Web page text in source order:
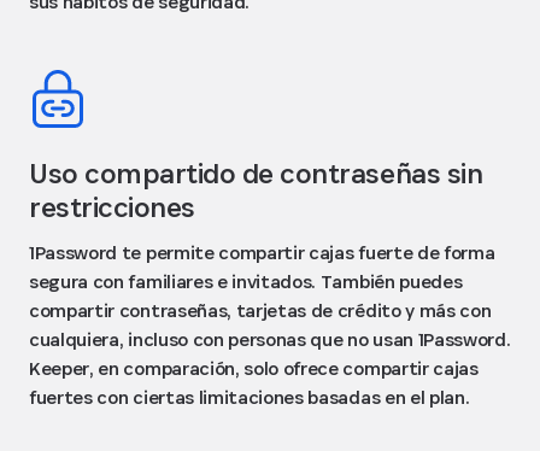
Uso compartido de contraseñas sin
restricciones
1Password te permite compartir cajas fuerte de forma
segura con familiares e invitados. También puedes
compartir contraseñas, tarjetas de crédito y más con
cualquiera, incluso con personas que no usan 1Password.
Keeper, en comparación, solo ofrece compartir cajas
fuertes con ciertas limitaciones basadas en el plan.